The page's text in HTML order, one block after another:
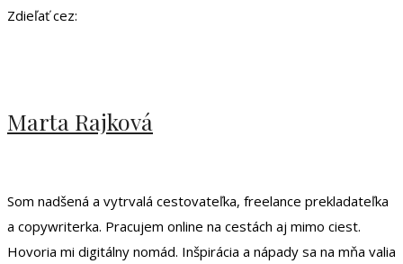
Zdieľať cez:
Marta Rajková
Som nadšená a vytrvalá cestovateľka, freelance prekladateľka
a copywriterka. Pracujem online na cestách aj mimo ciest.
Hovoria mi digitálny nomád. Inšpirácia a nápady sa na mňa valia